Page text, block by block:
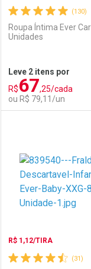
Comprar sem
Por R$ 92,90/cada
Comprar sem
Por R$ 92,90/cada
(130)
Roupa Íntima Ever
Unidades
Leve 2 itens por
R$67,25/cada
ou R$ 79,11/un
Laboratório
Por Menos
(31)
R$ 1,12/TIRA